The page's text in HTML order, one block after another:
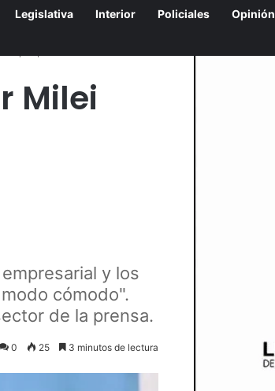
Legislativa Interior Policiales Opinión
Milei
y los
cómodo".
de la prensa.
0 25 3 minutos de lectura